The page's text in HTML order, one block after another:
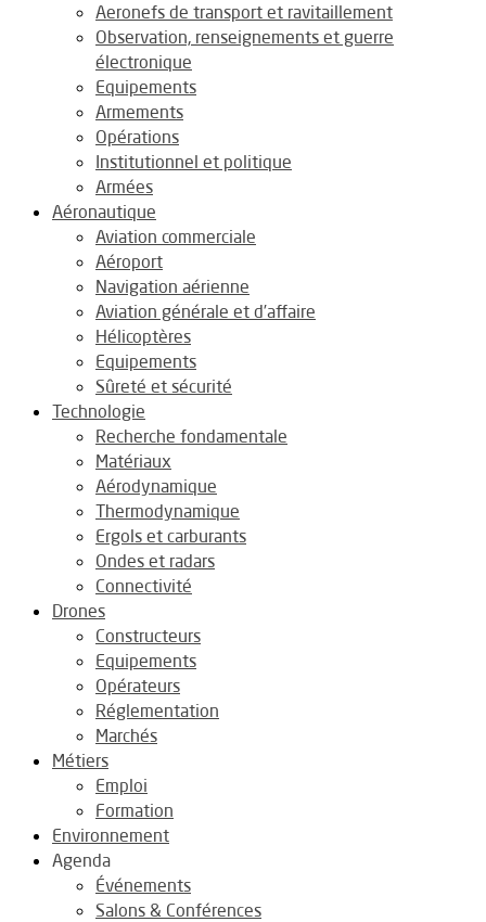
Aeronefs de transport et ravitaillement
Observation, renseignements et guerre
électronique
Equipements
Armements
Opérations
Institutionnel et politique
Armées
Aéronautique
Aviation commerciale
Aéroport
Navigation aérienne
Aviation générale et d’affaire
Hélicoptères
Equipements
Sûreté et sécurité
Technologie
Recherche fondamentale
Matériaux
Aérodynamique
Thermodynamique
Ergols et carburants
Ondes et radars
Connectivité
Drones
Constructeurs
Equipements
Opérateurs
Réglementation
Marchés
Métiers
Emploi
Formation
Environnement
Agenda
Événements
Salons & Conférences